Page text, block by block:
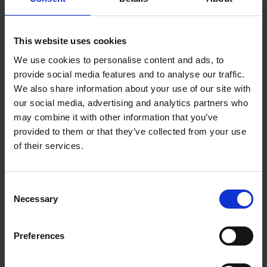
This website uses cookies
We use cookies to personalise content and ads, to
provide social media features and to analyse our traffic.
We also share information about your use of our site with
our social media, advertising and analytics partners who
may combine it with other information that you’ve
provided to them or that they’ve collected from your use
of their services.
Selection
Necessary
Preferences
van de overeenkomst, kennis krijgen. Onder
die niet wordt verondersteld algemeen bekend te
zijnen die voor derden slechts met medewerking van
de opdrachtgever verkrijgbaar is.
Incassokostenkomen, zowel gerechtelijk als buiten
gerechtelijk voor rekening van de opdrachtgever.
YOU Company BV kan na het verstrijken van de
betalingstermijn tot incasso overgaan. Bij
rechtswege in verzuim. In dit geval zijn wij dan
geval over de verschuldigde som een
vertragingsrente in rekening gebracht worden van 1%